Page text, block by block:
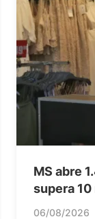
MS abre
supera 10
06/08/2026